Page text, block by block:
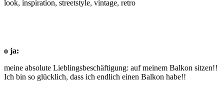
o ja:
meine absolute Lieblingsbeschäftigung: auf meinem Balkon sitzen!!
Ich bin so glücklich, dass ich endlich einen Balkon habe!!